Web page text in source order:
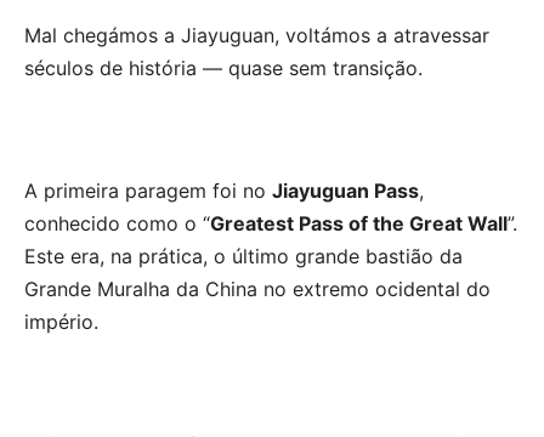
Mal chegámos a Jiayuguan, voltámos a atravessar
séculos de história — quase sem transição.
A primeira paragem foi no Jiayuguan Pass,
conhecido como o “Greatest Pass of the Great Wall”.
Este era, na prática, o último grande bastião da
Grande Muralha da China no extremo ocidental do
império.